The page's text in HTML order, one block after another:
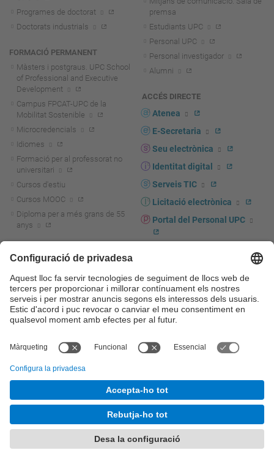
Programes de doctorat
Doctorats industrials
FORMACIÓ PERMANENT
Màsters i postgraus. UPC School
of Professional and Executive
Development
Campus FPCAT-UPC de la
Mobilitat Sostenible
Microcredencials
Idiomes
Formació per al professorat no
universitari
Cursos d'estiu
Cursos MOOC
Diploma per a més grans de 55
anys
Actualitat R+D+I
La recerca a la UPC
La transferència, l'emprenedoria i
la innovació a la UPC
Foment i suport a la recerca
transferència, l'emprenedoria i la
Serveis per a empreses
premsa
Estudiants UPC
Personal UPC
Personal investigador
Alumni
ACCÉS DIRECTE
Atenea
E-Secretaria
Seu electrònica
Identitat digital
Serveis TIC
Licitació electrònica
Portal del Personal UPC
UPCshop, marxandatge
Sala de premsa
Seguretat i salut
© UPC Universitat Politècnica de Catalunya - BarcelonaTech
Accessibilitat